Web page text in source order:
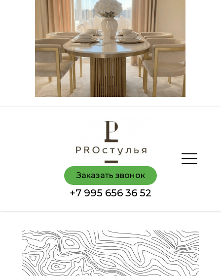
+7 995 656 36 52
Заказать звонок